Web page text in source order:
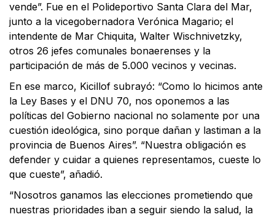
vende”. Fue en el Polideportivo Santa Clara del Mar,
junto a la vicegobernadora Verónica Magario; el
intendente de Mar Chiquita, Walter Wischnivetzky,
otros 26 jefes comunales bonaerenses y la
participación de más de 5.000 vecinos y vecinas.
En ese marco, Kicillof subrayó: “Como lo hicimos ante
la Ley Bases y el DNU 70, nos oponemos a las
políticas del Gobierno nacional no solamente por una
cuestión ideológica, sino porque dañan y lastiman a la
provincia de Buenos Aires”. “Nuestra obligación es
defender y cuidar a quienes representamos, cueste lo
que cueste”, añadió.
“Nosotros ganamos las elecciones prometiendo que
nuestras prioridades iban a seguir siendo la salud, la